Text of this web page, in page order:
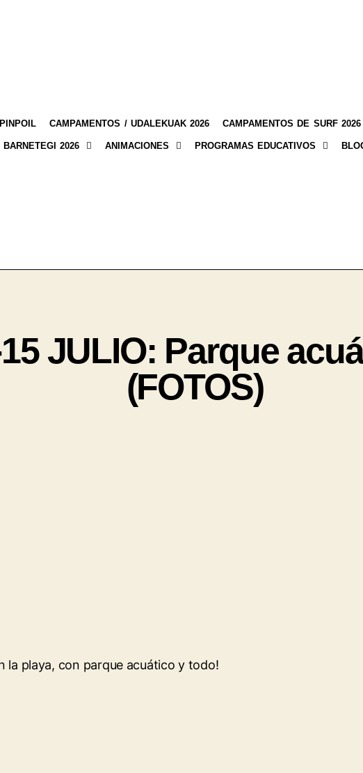
PINPOIL CAMPAMENTOS / UDALEKUAK 2026 CAMPAMENTOS DE SURF 2026
BARNETEGI 2026 ANIMACIONES PROGRAMAS EDUCATIVOS
JULIO: Parque
(FOTOS)
la playa, con parque acuático y todo!